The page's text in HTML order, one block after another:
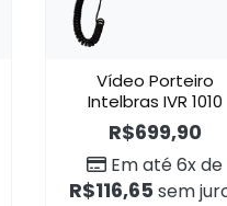
Vídeo Porteiro
Intelbras IVR 1010
R$699,90
Em até 6x de
R$116,65 sem